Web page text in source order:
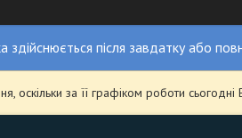
здійснюється після завдатку або
оскільки за її графіком роботи